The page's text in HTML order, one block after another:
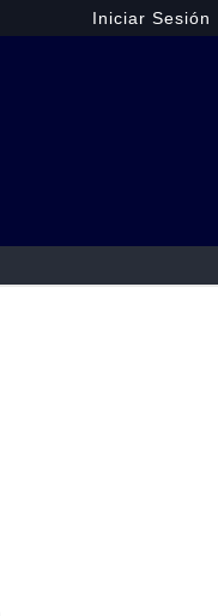
Iniciar Sesión